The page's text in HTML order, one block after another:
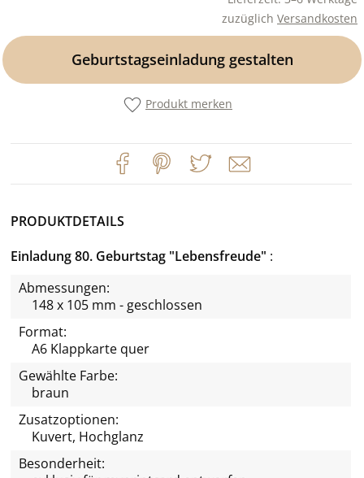
zuzüglich Versandkosten
Geburtstagseinladung gestalten
Produkt merken
PRODUKTDETAILS
Einladung 80. Geburtstag "Lebensfreude"
Abmessungen:
148 x 105 mm - geschlossen
Format:
A6 Klappkarte quer
Gewählte Farbe:
braun
Zusatzoptionen:
Kuvert, Hochglanz
Besonderheit: